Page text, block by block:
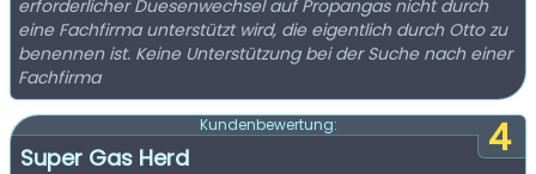
erforderlicher Duesenwechsel auf Propangas nicht durch
eine Fachfirma unterstützt wird, die eigentlich durch Otto zu
benennen ist. Keine Unterstützung bei der Suche nach einer
Fachfirma
4
Kundenbewertung:
Super Gas Herd